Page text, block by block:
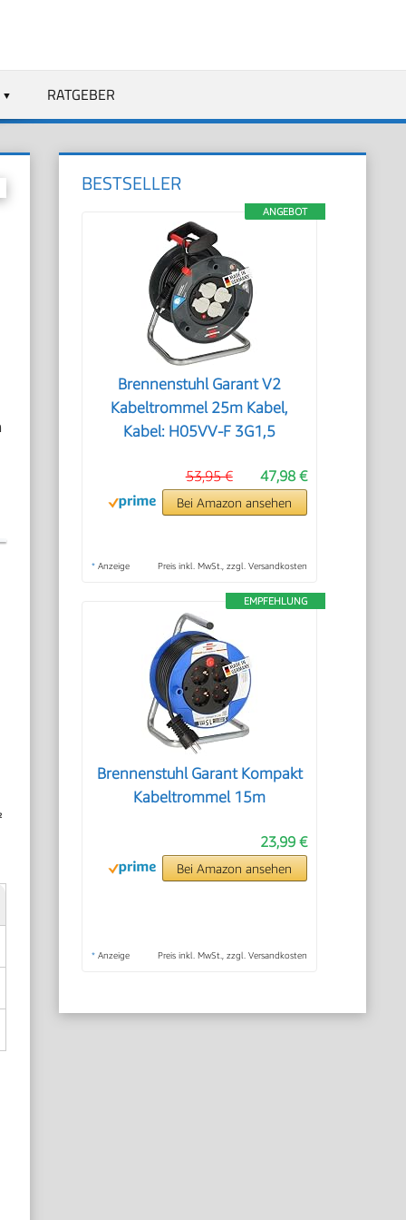
RATGEBER
BESTSELLER
ANGEBOT
Brennenstuhl Garant V2
Kabeltrommel 25m Kabel,
Kabel: H05VV-F 3G1,5
47,98 €
53,95 €
Bei Amazon ansehen
* Anzeige Preis inkl. MwSt., zzgl. Versandkosten
EMPFEHLUNG
Brennenstuhl Garant Kompakt
Kabeltrommel 15m
23,99 €
Bei Amazon ansehen
* Anzeige Preis inkl. MwSt., zzgl. Versandkosten